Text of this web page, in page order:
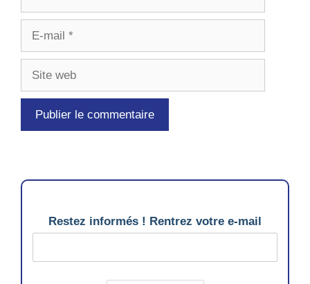
Restez informés ! Rentrez votre e-mail